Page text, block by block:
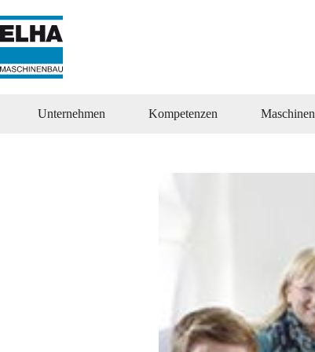
Inhalt
springen
Unternehmen Kompetenzen Maschinen